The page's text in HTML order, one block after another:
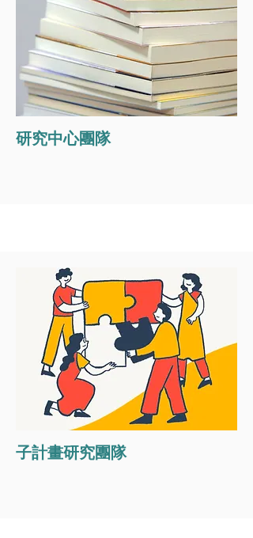
研究中心團隊
子計畫研究團隊